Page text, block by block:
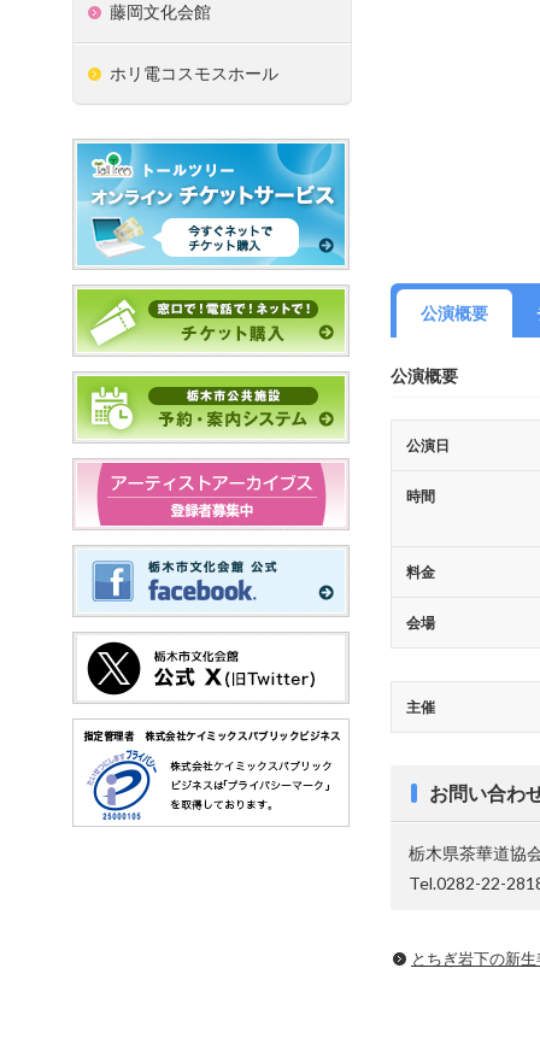
公演概要
公演概要
公演日
時間
料金
会場
主催
お問い合わ
栃木県茶華道協
Tel.0282-22-
とちぎ岩下の新
藤岡文化会館
ホリ電コスモスホール